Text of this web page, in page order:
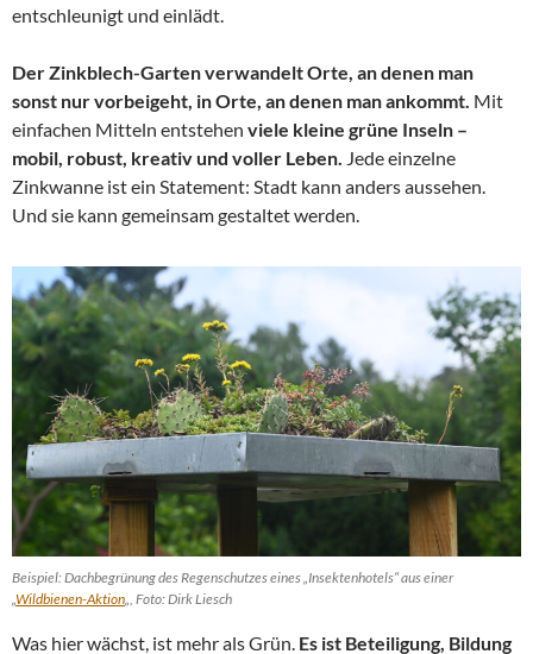
entschleunigt und einlädt.
Der Zinkblech-Garten verwandelt Orte, an denen man
sonst nur vorbeigeht, in Orte, an denen man ankommt. Mit
einfachen Mitteln entstehen viele kleine grüne Inseln –
mobil, robust, kreativ und voller Leben. Jede einzelne
Zinkwanne ist ein Statement: Stadt kann anders aussehen.
Und sie kann gemeinsam gestaltet werden.
Beispiel: Dachbegrünung des Regenschutzes eines „Insektenhotels“ aus einer
„Wildbienen-Aktion„, Foto: Dirk Liesch
Was hier wächst, ist mehr als Grün. Es ist Beteiligung, Bildung